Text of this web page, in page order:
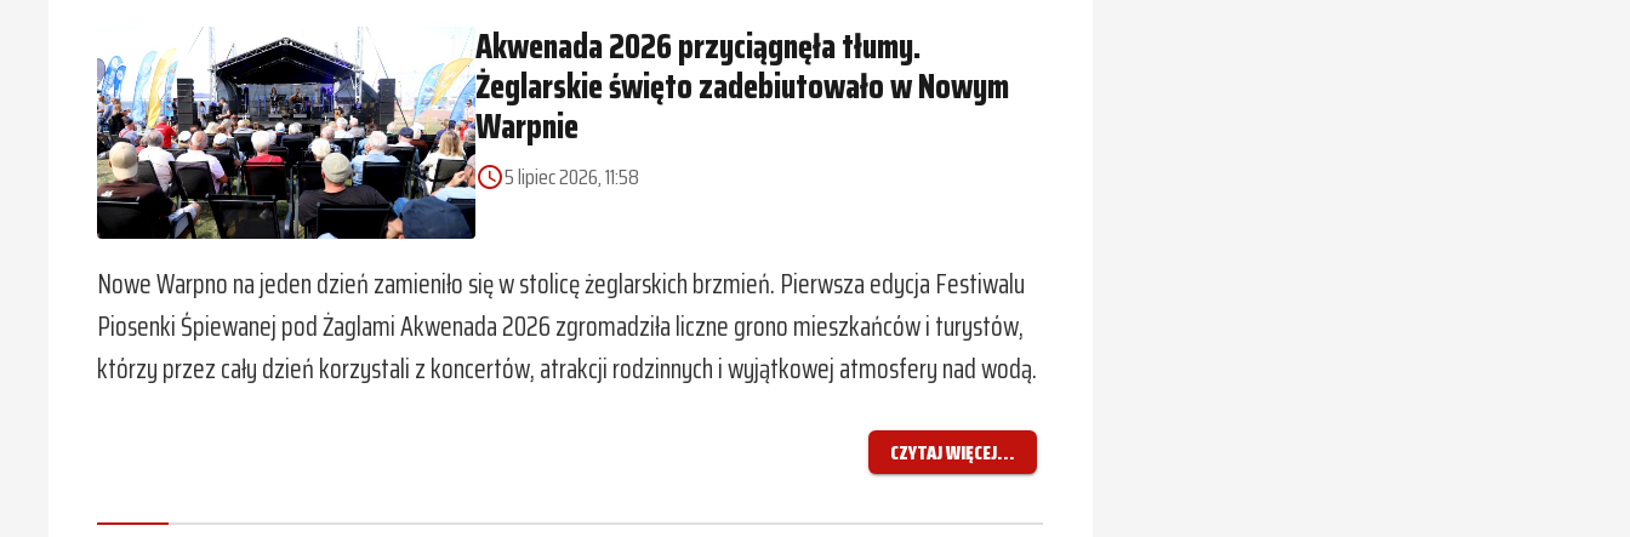
Akwenada 2026 przyciągnęła tłumy.
Żeglarskie święto zadebiutowało w Nowym
Warpnie
access_time5 lipiec 2026, 11:58
Nowe Warpno na jeden dzień zamieniło się w stolicę żeglarskich brzmień. Pierwsza edycja Festiwalu
Piosenki Śpiewanej pod Żaglami Akwenada 2026 zgromadziła liczne grono mieszkańców i turystów,
którzy przez cały dzień korzystali z koncertów, atrakcji rodzinnych i wyjątkowej atmosfery nad wodą.
CZYTAJ WIĘCEJ...